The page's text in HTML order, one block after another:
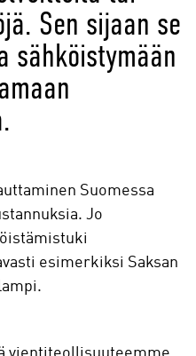
Sen sijaan se
sähköistymään
Suomessa
Jo
esimerkiksi Saksan